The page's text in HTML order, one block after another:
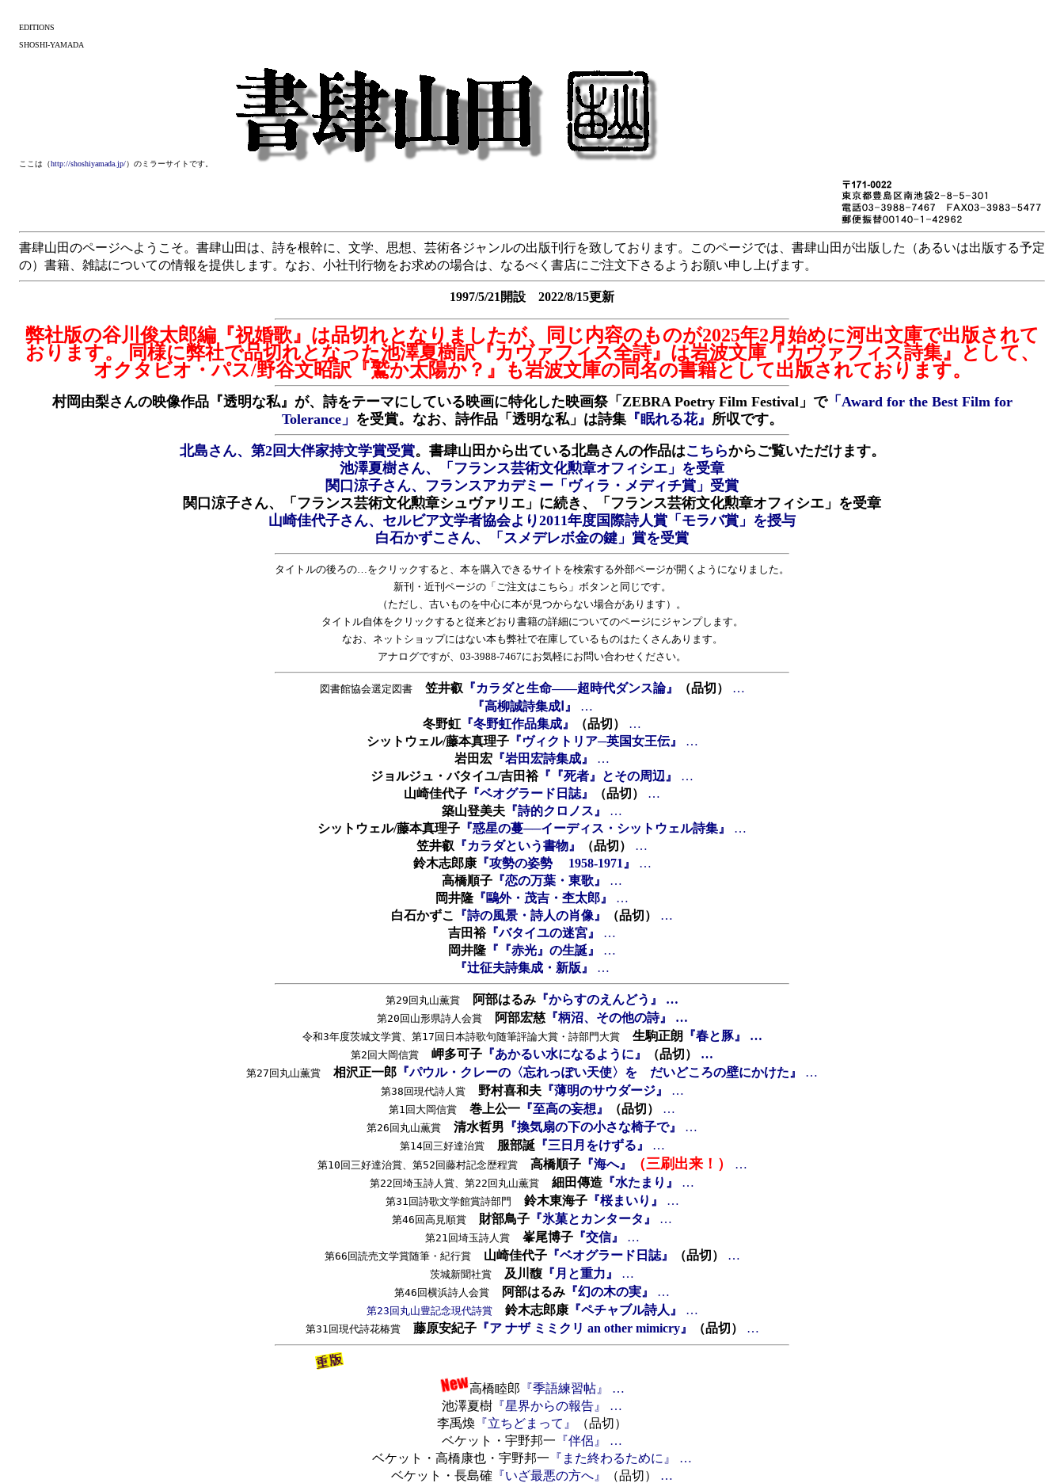
EDITIONS
SHOSHI-YAMADA
ここは（http://shoshiyamada.jp/）のミラーサイトです。
書肆山田のページへようこそ。書肆山田は、詩を根幹に、文学、思想、芸術各ジャンルの出版刊行を致しております。このページでは、書肆山田が出版した（あるいは出版する予定
の）書籍、雑誌についての情報を提供します。なお、小社刊行物をお求めの場合は、なるべく書店にご注文下さるようお願い申し上げます。
1997/5/21開設 2022/8/15更新
弊社版の谷川俊太郎編『祝婚歌』は品切れとなりましたが、同じ内容のものが2025年2月始めに河出文庫で出版されて
おります。 同様に弊社で品切れとなった池澤夏樹訳『カヴァフィス全詩』は岩波文庫『カヴァフィス詩集』として、
オクタビオ・パス/野谷文昭訳『鷲か太陽か？』も岩波文庫の同名の書籍として出版されております。
村岡由梨さんの映像作品『透明な私』が、詩をテーマにしている映画に特化した映画祭「ZEBRA Poetry Film Festival」で「Award for the Best Film for
Tolerance」 を受賞。なお、詩作品「透明な私」は詩集『眠れる花』 所収です。
北島さん、第2回大伴家持文学賞受賞。書肆山田から出ている北島さんの作品はこちらからご覧いただけます。
池澤夏樹さん、「フランス芸術文化勲章オフィシエ」を受章
関口涼子さん、フランスアカデミー「ヴィラ・メディチ賞」受賞
関口涼子さん、「フランス芸術文化勲章シュヴァリエ」に続き、「フランス芸術文化勲章オフィシエ」を受章
山崎佳代子さん、セルビア文学者協会より2011年度国際詩人賞「モラバ賞」を授与
白石かずこさん、「スメデレボ金の鍵」賞を受賞
タイトルの後ろの…をクリックすると、本を購入できるサイトを検索する外部ページが開くようになりました。
新刊・近刊ページの「ご注文はこちら」ボタンと同じです。
（ただし、古いものを中心に本が見つからない場合があります）。
タイトル自体をクリックすると従来どおり書籍の詳細についてのページにジャンプします。
なお、ネットショップにはない本も弊社で在庫しているものはたくさんあります。
アナログですが、03-3988-7467にお気軽にお問い合わせください。
図書館協会選定図書 笠井叡 『カラダと生命――超時代ダンス論』 （品切）
…
『高柳誠詩集成Ⅰ』
…
冬野虹 『冬野虹作品集成』 （品切）
…
シットウェル/藤本真理子『ヴィクトリア─英国女王伝』
…
岩田宏 『岩田宏詩集成』
…
ジョルジュ・バタイユ/吉田裕『『死者』とその周辺』
…
山崎佳代子 『ベオグラード日誌』 （品切）
…
築山登美夫 『詩的クロノス』
…
シットウェル/藤本真理子 『惑星の蔓──イーディス・シットウェル詩集』
…
笠井叡 『カラダという書物』 （品切）
…
鈴木志郎康『攻勢の姿勢 1958-1971』
…
高橋順子 『恋の万葉・東歌』
…
岡井隆 『鷗外・茂吉・杢太郎』
…
白石かずこ
『詩の風景・詩人の肖像』 （品切）
…
吉田裕『バタイユの迷宮』
…
岡井隆 『『赤光』の生誕』
…
『辻征夫詩集成・新版』
…
第29回丸山薫賞 阿部はるみ 『からすのえんどう』 …
第20回山形県詩人会賞 阿部宏慈『柄沼、その他の詩』 …
令和3年度茨城文学賞、第17回日本詩歌句随筆評論大賞・詩部門大賞 生駒正朗 『春と豚』 …
第2回大岡信賞 岬多可子 『あかるい水になるように』 （品切） …
第27回丸山薫賞 相沢正一郎 『パウル・クレーの〈忘れっぽい天使〉を だいどころの壁にかけた』 …
第38回現代詩人賞 野村喜和夫『薄明のサウダージ』 …
第1回大岡信賞 巻上公一 『至高の妄想』 （品切） …
第26回丸山薫賞 清水哲男 『換気扇の下の小さな椅子で』 …
第14回三好達治賞 服部誕『三日月をけずる』 …
第10回三好達治賞、第52回藤村記念歴程賞 高橋順子『海へ』 （三刷出来！） …
第22回埼玉詩人賞、第22回丸山薫賞 細田傳造 『水たまり』 …
第31回詩歌文学館賞詩部門 鈴木東海子『桜まいり』 …
第46回高見順賞 財部鳥子 『氷菓とカンタータ』 …
第21回埼玉詩人賞 峯尾博子『交信』 …
第66回読売文学賞随筆・紀行賞 山崎佳代子『ベオグラード日誌』 （品切） …
茨城新聞社賞 及川馥 『月と重力』 …
第46回横浜詩人会賞 阿部はるみ 『幻の木の実』 …
第23回丸山豊記念現代詩賞 鈴木志郎康『ペチャブル詩人』 …
第31回現代詩花椿賞 藤原安紀子『ア ナザ ミミクリ an other mimicry』 （品切） …
高橋睦郎 『季語練習帖』
…
池澤夏樹 『星界からの報告』
…
李禹煥 『立ちどまって』
（品切）
ベケット・宇野邦一 『伴侶』
…
ベケット・高橋康也・宇野邦一 『また終わるために』
…
ベケット・長島確 『いざ最悪の方へ』 （品切） …